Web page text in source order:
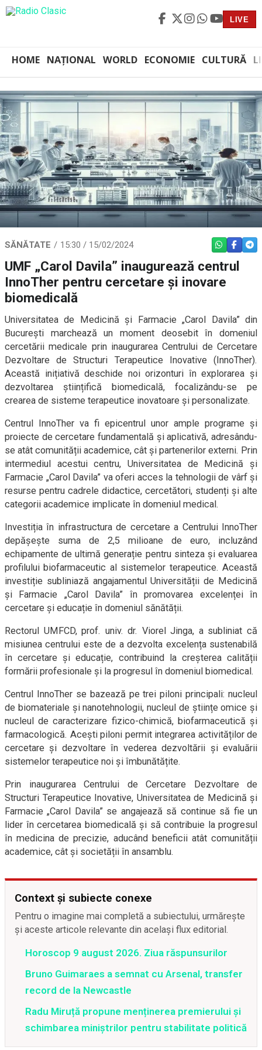
LIVE
HOME NAȚIONAL WORLD ECONOMIE CULTURĂ
SĂNĂTATE 15:30 / 15/02/2024 WHATSAPP
UMF „Carol Davila” inaugurează centrul
InnoTher pentru cercetare și inovare
biomedicală
Universitatea de Medicină şi Farmacie „Carol Davila” din
Bucureşti marchează un moment deosebit în domeniul
cercetării medicale prin inaugurarea Centrului de Cercetare
Dezvoltare de Structuri Terapeutice Inovative (InnoTher).
Această inițiativă deschide noi orizonturi în explorarea și
dezvoltarea științifică biomedicală, focalizându-se pe
crearea de sisteme terapeutice inovatoare și personalizate.
Centrul InnoTher va fi epicentrul unor ample programe și
proiecte de cercetare fundamentală și aplicativă, adresându-
se atât comunității academice, cât și partenerilor externi. Prin
intermediul acestui centru, Universitatea de Medicină și
Farmacie „Carol Davila” va oferi acces la tehnologii de vârf și
resurse pentru cadrele didactice, cercetători, studenți și alte
categorii academice implicate în domeniul medical.
Investiția în infrastructura de cercetare a Centrului InnoTher
depășește suma de 2,5 milioane de euro, incluzând
echipamente de ultimă generație pentru sinteza și evaluarea
profilului biofarmaceutic al sistemelor terapeutice. Această
investiție subliniază angajamentul Universității de Medicină
și Farmacie „Carol Davila” în promovarea excelenței în
cercetare și educație în domeniul sănătății.
Rectorul UMFCD, prof. univ. dr. Viorel Jinga, a subliniat că
misiunea centrului este de a dezvolta excelența sustenabilă
în cercetare și educație, contribuind la creșterea calității
formării profesionale și la progresul în domeniul biomedical.
Centrul InnoTher se bazează pe trei piloni principali: nucleul
de biomateriale și nanotehnologii, nucleul de științe omice și
nucleul de caracterizare fizico-chimică, biofarmaceutică și
farmacologică. Acești piloni permit integrarea activităților de
cercetare și dezvoltare în vederea dezvoltării și evaluării
sistemelor terapeutice noi și îmbunătățite.
Prin inaugurarea Centrului de Cercetare Dezvoltare de
Structuri Terapeutice Inovative, Universitatea de Medicină și
Farmacie „Carol Davila” se angajează să continue să fie un
lider în cercetarea biomedicală și să contribuie la progresul
în medicina de precizie, aducând beneficii atât comunității
academice, cât și societății în ansamblu.
Context și subiecte conexe
Pentru o imagine mai completă a subiectului, urmărește
și aceste articole relevante din același flux editorial.
Horoscop 9 august 2026. Ziua răspunsurilor
Bruno Guimaraes a semnat cu Arsenal, transfer
record de la Newcastle
Radu Miruță propune menținerea premierului și
schimbarea miniștrilor pentru stabilitate politică